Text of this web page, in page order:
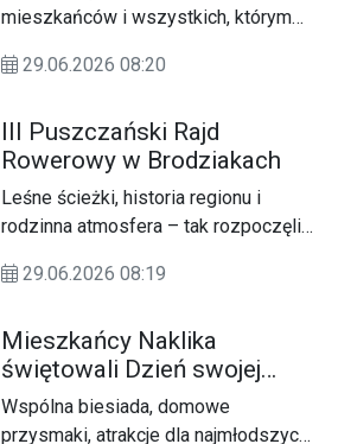
wypełnią się dźwiękiem klasycznych
mieszkańców i wszystkich, którym
niedzielę, 28 czerwca, Ochotnicza
Pierwszym świętowała jubileusz 100-
lecia istnienia. Uroczystości
połączone z nadaniem jednostce
nowego sztandaru zgromadziły
przedstawicieli Państwowej Straży
którzy wspólnie oddali hołd
pokoleniom druhów budujących
historię jednostki.
29.06.2026 08:20
III Puszczański Rajd
Rowerowy w Brodziakach
Leśne ścieżki, historia regionu i
rodzinna atmosfera – tak rozpoczęli
Puszczańskiego Rajdu Rowerowego,
się w Brodziakach. Wydarzenie
zorganizowane przez Koło Gospodyń
Wiejskich „Brodziaczanki” oraz
Ochotniczą Straż Pożarną w
29.06.2026 08:19
Mieszkańcy Naklika
świętowali Dzień swojej
miejscowości
Wspólna biesiada, domowe
przysmaki, atrakcje dla najmłodszych i